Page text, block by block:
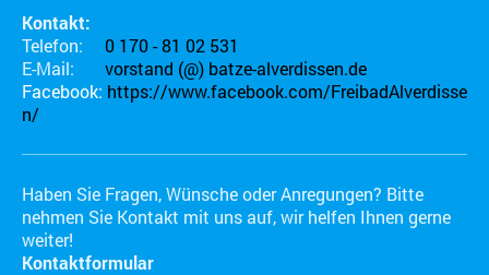
Kontakt:
Telefon: 0 170 - 81 02 531
E-Mail: vorstand (@) batze-alverdissen.de
Facebook: https://www.facebook.com/FreibadAlverdisse
n/
Haben Sie Fragen, Wünsche oder Anregungen? Bitte
nehmen Sie Kontakt mit uns auf, wir helfen Ihnen gerne
weiter!
Kontaktformular